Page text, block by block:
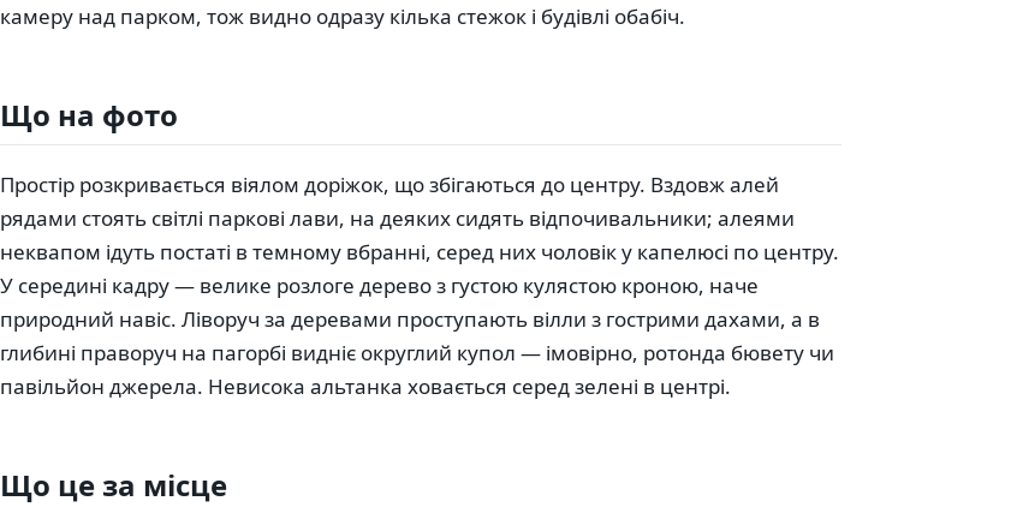
камеру над парком, тож видно одразу кілька стежок і будівлі обабіч.
Що на фото
Простір розкривається віялом доріжок, що збігаються до центру. Вздовж алей
рядами стоять світлі паркові лави, на деяких сидять відпочивальники; алеями
неквапом ідуть постаті в темному вбранні, серед них чоловік у капелюсі по центру.
У середині кадру — велике розлоге дерево з густою кулястою кроною, наче
природний навіс. Ліворуч за деревами проступають вілли з гострими дахами, а в
глибині праворуч на пагорбі видніє округлий купол — імовірно, ротонда бювету чи
павільйон джерела. Невисока альтанка ховається серед зелені в центрі.
Що це за місце